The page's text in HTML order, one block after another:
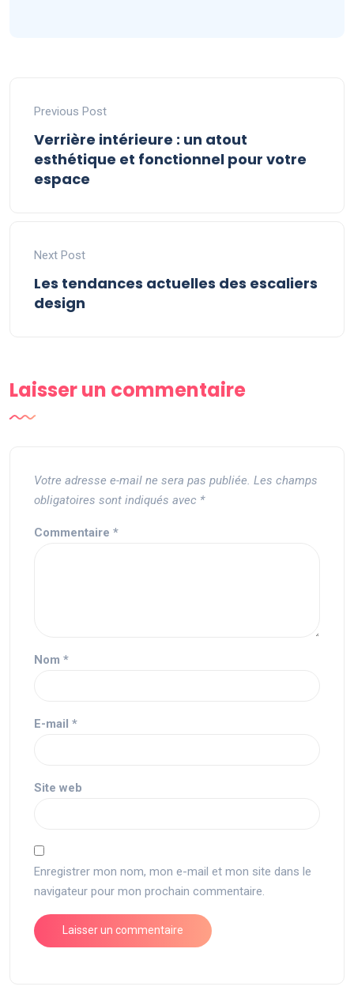
Previous Post
Verrière intérieure : un atout
esthétique et fonctionnel pour votre
espace
Next Post
Les tendances actuelles des escaliers
design
Laisser un commentaire
Votre adresse e-mail ne sera pas publiée. Les champs
obligatoires sont indiqués avec *
Commentaire *
Nom *
E-mail *
Site web
Enregistrer mon nom, mon e-mail et mon site dans le
navigateur pour mon prochain commentaire.